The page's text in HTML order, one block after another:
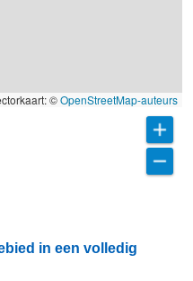
©OpenStreetMap-auteurs
in een volledig